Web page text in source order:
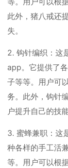
此外，猪八戒还
失。
2. 钩针编织：这
app。它提供了
子等等。用户可
务。此外，钩针
户提升自己的技能
3. 蜜蜂兼职：这
种各样的手工活
等。用户可以根